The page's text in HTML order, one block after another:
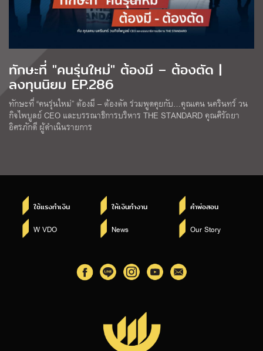
ทักษะที่ "คนรุ่นใหม่" ต้องมี – ต้องตัด |
ลงทุนนิยม EP.286
ทักษะที่ “คนรุ่นใหม่” ต้องมี – ต้องตัด ร่วมพูดคุยกับ…คุณเคน นครินทร์ วน
กิจไพบูลย์ CEO และบรรณาธิการบริหาร THE STANDARD คุณศิรัถยา
อิศรภักดี ผู้ดำเนินรายการ
ใช้แรงทำเงิน ให้เงินทำงาน คำพ่อสอน
W VDO News Our Story